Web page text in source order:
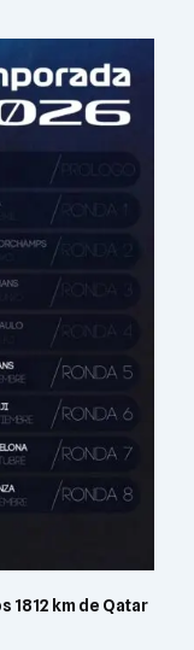
1812 km de Qatar